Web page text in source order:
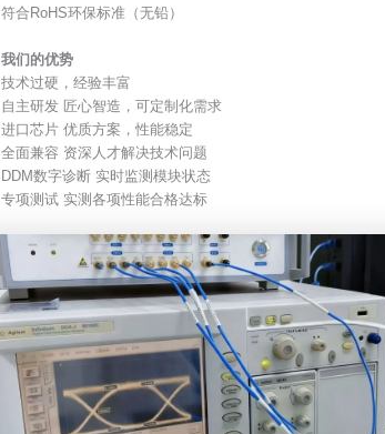
符合RoHS环保标准（无铅）
我们的优势
技术过硬，经验丰富
自主研发 匠心智造，可定制化需求
进口芯片 优质方案，性能稳定
全面兼容 资深人才解决技术问题
DDM数字诊断 实时监测模块状态
专项测试 实测各项性能合格达标